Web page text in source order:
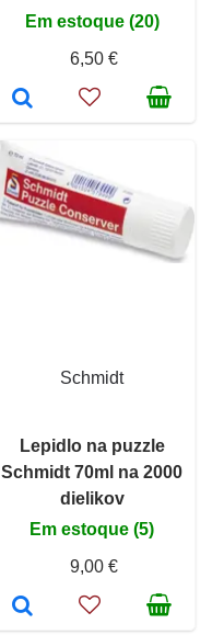
Em estoque (20)
6,50 €
Schmidt
Lepidlo na puzzle
Schmidt 70ml na 2000
dielikov
Em estoque (5)
9,00 €